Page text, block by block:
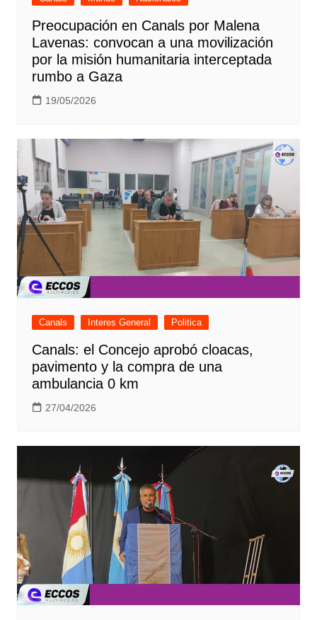
Preocupación en Canals por Malena
Lavenas: convocan a una movilización
por la misión humanitaria interceptada
rumbo a Gaza
19/05/2026
Canals Interes General Politica
Canals: el Concejo aprobó cloacas,
pavimento y la compra de una
ambulancia 0 km
27/04/2026